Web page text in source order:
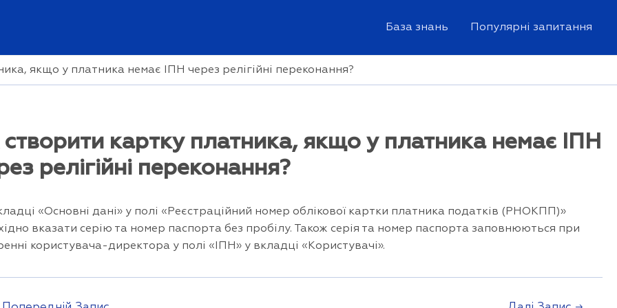
База знань Популярні запитання
якщо у платника немає ІПН через релігійні переконання?
картку платника, якщо у платника немає ІПН
релігійні переконання?
«Основні дані» у полі «Реєстраційний номер облікової картки платника податків (РНОКПП)»
вказати серію та номер паспорта без пробілу. Також серія та номер паспорта заповнюються при
користувача-директора у полі «ІПН» у вкладці «Користувачі».